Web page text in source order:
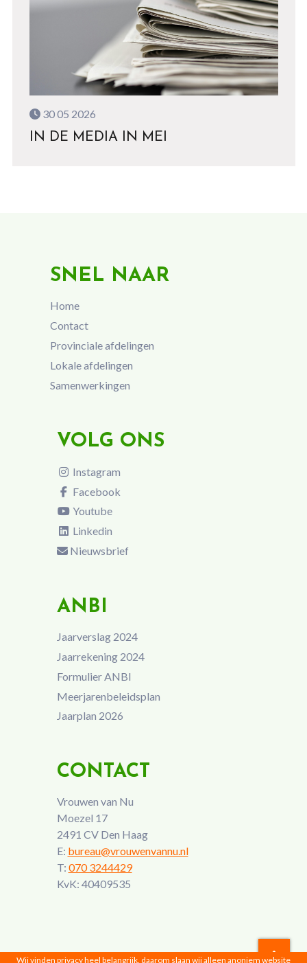
30 05 2026
IN DE MEDIA IN MEI
SNEL NAAR
Home
Contact
Provinciale afdelingen
Lokale afdelingen
Samenwerkingen
VOLG ONS
Instagram
Facebook
Youtube
Linkedin
Nieuwsbrief
ANBI
Jaarverslag 2024
Jaarrekening 2024
Formulier ANBI
Meerjarenbeleidsplan
Jaarplan 2026
CONTACT
Vrouwen van Nu
Moezel 17
2491 CV Den Haag
E: bureau@vrouwenvannu.nl
T: 070 3244429
KvK: 40409535
Wij vinden privacy heel belangrijk, daarom slaan wij alleen anoniem website